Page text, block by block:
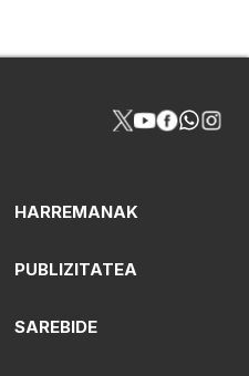
HARREMANAK
PUBLIZITATEA
SAREBIDE